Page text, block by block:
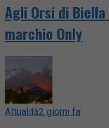
Agli Orsi di
marchio Only
Attualità2 giorni fa